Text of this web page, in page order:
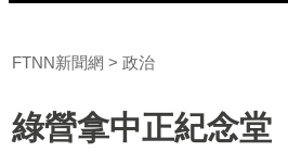
FTNN新聞網 政治
綠營拿中正紀念堂